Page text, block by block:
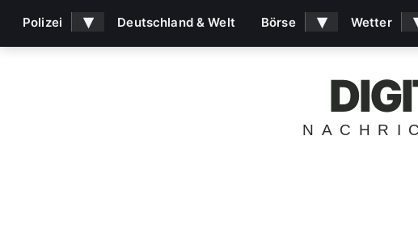
Polizei ▾ Deutschland & Welt Börse ▾ Wetter